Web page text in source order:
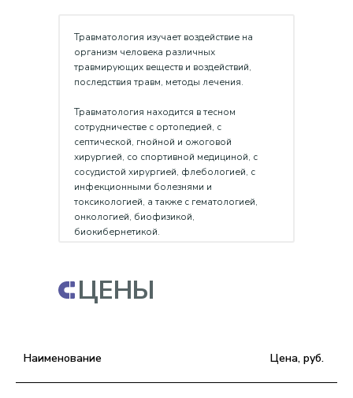
Травматология изучает воздействие на
организм человека различных
травмирующих веществ и воздействий,
последствия травм, методы лечения.
Травматология находится в тесном
сотрудничестве с ортопедией, с
септической, гнойной и ожоговой
хирургией, со спортивной медициной, с
сосудистой хирургией, флебологией, с
инфекционными болезнями и
токсикологией, а также с гематологией,
онкологией, биофизикой,
биокибернетикой.
ЦЕНЫ
Наименование Цена, руб.